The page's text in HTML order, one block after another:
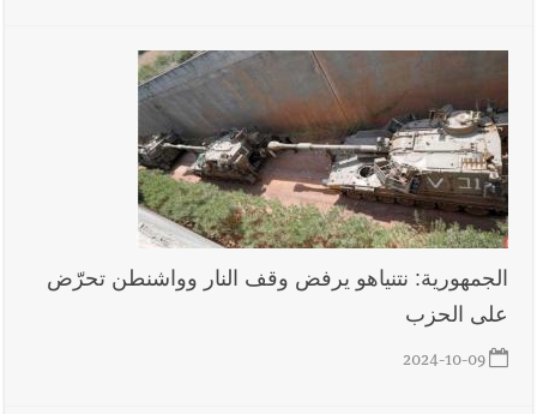
أخبار لبنان
الطقس غدا صيفي معتاد والحرارة ضمن معدلاتها
الموسمية
أخبار لبنان إنفجار مرفأ أم إنفجار دولة؟... كيف نحمي لبنان؟
الجمهورية: نتنياهو يرفض وقف النار وواشنطن تحرّض
على الحزب
2024-10-09